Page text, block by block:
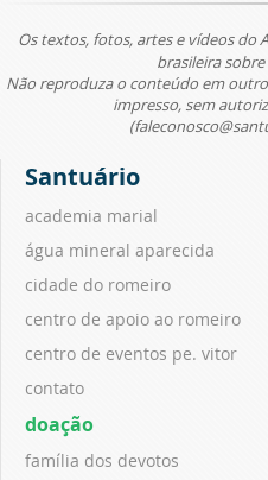
Os textos, fotos, artes e vídeos do
brasileira
Não reproduza o conteúdo em
impresso, sem
Santuário
academia marial
água mineral aparecida
cidade do romeiro
centro de apoio ao romeiro
centro de eventos pe. vitor
contato
doação
família dos devotos